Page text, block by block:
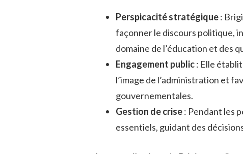
Perspicacité stratégique:
façonner le discours politique,
domaine de l’éducation et des
Engagement public: Elle
l’image de l’administration et
gouvernementales.
Gestion de crise: Pendant les
essentiels, guidant des